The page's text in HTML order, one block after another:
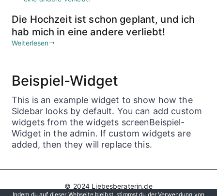
Die Hochzeit ist schon geplant, und ich
hab mich in eine andere verliebt!
Weiterlesen
Beispiel-Widget
This is an example widget to show how the
Sidebar looks by default. You can add custom
widgets from the widgets screenBeispiel-
Widget in the admin. If custom widgets are
added, then they will replace this.
© 2024 Liebesberaterin.de
Indem du auf dieser Webseite bleibst, stimmst du der Verwendung von